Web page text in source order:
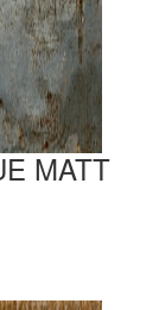
MATT